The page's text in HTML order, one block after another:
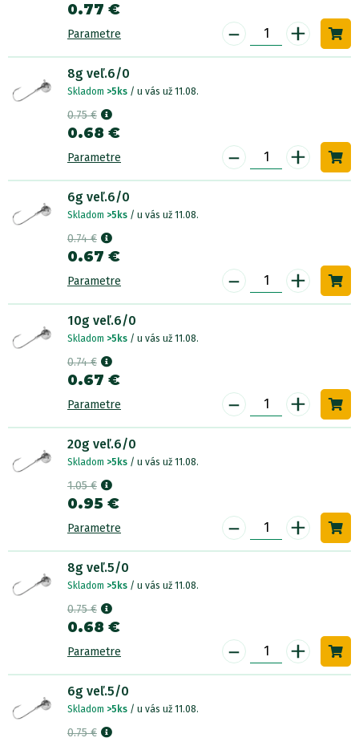
0.77 €
Parametre - +
8g veľ.6/0
Skladom >5ks / u vás už 11.08.
0.75 €
0.68 €
Parametre - +
6g veľ.6/0
Skladom >5ks / u vás už 11.08.
0.74 €
0.67 €
Parametre - +
10g veľ.6/0
Skladom >5ks / u vás už 11.08.
0.74 €
0.67 €
Parametre - +
20g veľ.6/0
Skladom >5ks / u vás už 11.08.
1.05 €
0.95 €
Parametre - +
8g veľ.5/0
Skladom >5ks / u vás už 11.08.
0.75 €
0.68 €
Parametre - +
6g veľ.5/0
Skladom >5ks / u vás už 11.08.
0.75 €